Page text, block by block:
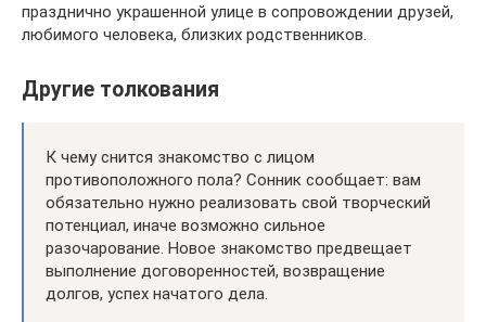
празднично украшенной улице в сопровождении друзей,
любимого человека, близких родственников.
Другие толкования
К чему снится знакомство с лицом
противоположного пола? Сонник сообщает: вам
обязательно нужно реализовать свой творческий
потенциал, иначе возможно сильное
разочарование. Новое знакомство предвещает
выполнение договоренностей, возвращение
долгов, успех начатого дела.